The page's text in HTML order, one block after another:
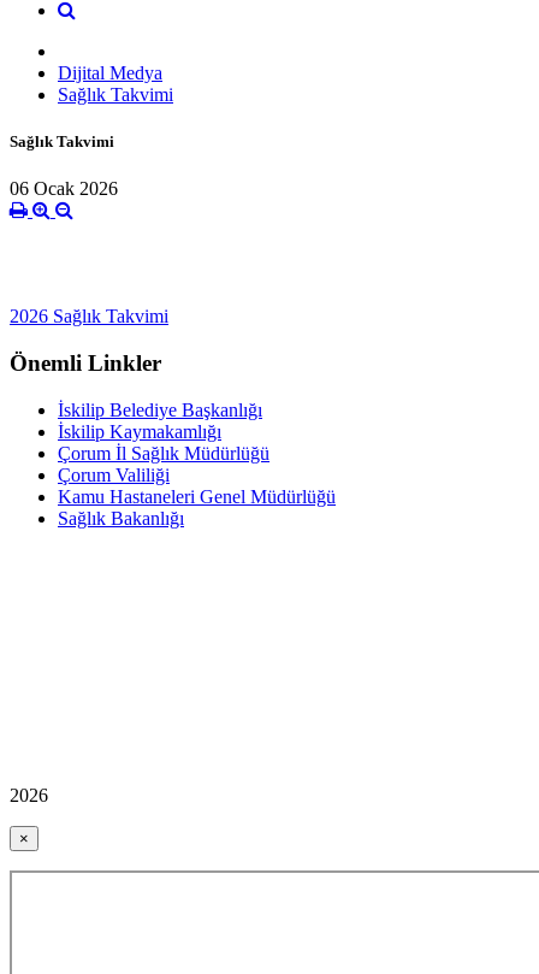
Dijital Medya
Sağlık Takvimi
Sağlık Takvimi
06 Ocak 2026
2026 Sağlık Takvimi
Önemli Linkler
İskilip Belediye Başkanlığı
İskilip Kaymakamlığı
Çorum İl Sağlık Müdürlüğü
Çorum Valiliği
Kamu Hastaneleri Genel Müdürlüğü
Sağlık Bakanlığı
2026
×